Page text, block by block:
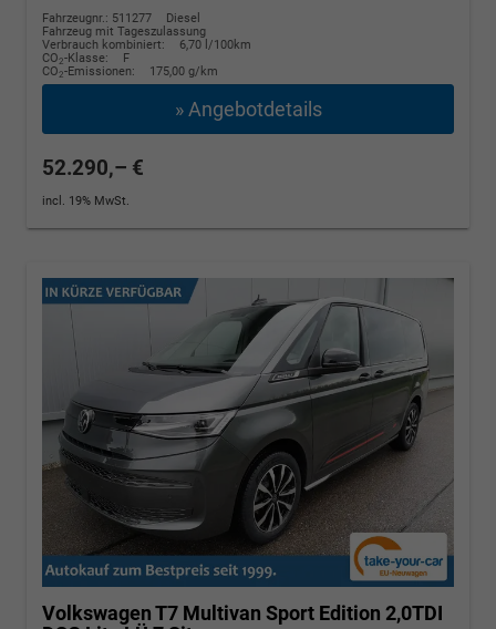
Fahrzeugnr.: 511277
Diesel
Fahrzeug mit Tageszulassung
Verbrauch kombiniert:
6,70 l/100km
CO2-Klasse:
F
CO2-Emissionen: 175,00 g/km
» Angebotdetails
52.290,– €
incl. 19% MwSt.
Volkswagen T7 Multivan Sport Edition 2,0TDI